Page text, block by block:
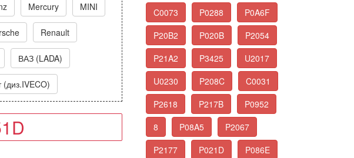
Mercury MINI
Renault
ВАЗ (LADA)
C0073 P0288
P0A6F
P20B2
P020B
P2054
P21A2
P3425
U2017
U0230
P208C
C0031
P2618
P217B
P0952
8
P08A5
P2067
P2177
P021D
P086E